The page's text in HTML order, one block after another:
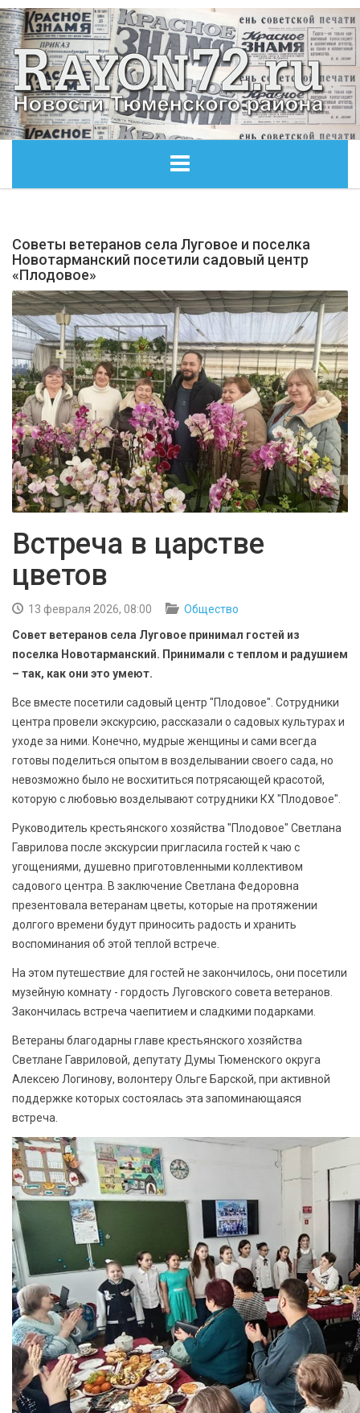
ОБЩЕСТВО
ЭКОНОМИКА
КУЛЬТУРА
БЕЗОПАСНОСТЬ
СПОРТ
АРХИВ PDF
Советы ветеранов села Луговое и поселка
Новотарманский посетили садовый центр
«Плодовое»
Встреча в царстве
цветов
13 февраля 2026, 08:00
Общество
Совет ветеранов села Луговое принимал гостей из
поселка Новотарманский. Принимали с теплом и радушием
– так, как они это умеют.
Все вместе посетили садовый центр "Плодовое". Сотрудники
центра провели экскурсию, рассказали о садовых культурах и
уходе за ними. Конечно, мудрые женщины и сами всегда
готовы поделиться опытом в возделывании своего сада, но
невозможно было не восхититься потрясающей красотой,
которую с любовью возделывают сотрудники КХ "Плодовое".
Руководитель крестьянского хозяйства "Плодовое" Светлана
Гаврилова после экскурсии пригласила гостей к чаю с
угощениями, душевно приготовленными коллективом
садового центра. В заключение Светлана Федоровна
презентовала ветеранам цветы, которые на протяжении
долгого времени будут приносить радость и хранить
воспоминания об этой теплой встрече.
На этом путешествие для гостей не закончилось, они посетили
музейную комнату - гордость Луговского совета ветеранов.
Закончилась встреча чаепитием и сладкими подарками.
Ветераны благодарны главе крестьянского хозяйства
Светлане Гавриловой, депутату Думы Тюменского округа
Алексею Логинову, волонтеру Ольге Барской, при активной
поддержке которых состоялась эта запоминающаяся
встреча.